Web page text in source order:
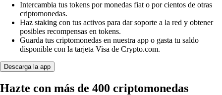
Intercambia tus tokens por monedas fiat o por cientos de otras
criptomonedas.
Haz staking con tus activos para dar soporte a la red y obtener
posibles recompensas en tokens.
Guarda tus criptomonedas en nuestra app o gasta tu saldo
disponible con la tarjeta Visa de Crypto.com.
Descarga la app
Hazte con más de 400 criptomonedas